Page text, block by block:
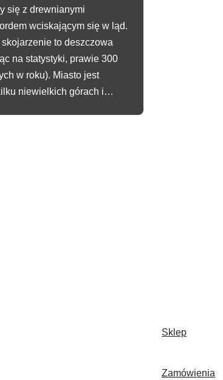
się z drewnianymi
wciskającym się w ląd.
to deszczowa
na statystyki, prawie 300
w roku). Miasto jest
niewielkich górach i…
Sklep
Zamówienia